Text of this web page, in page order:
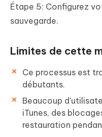
Étape 5: Configurez
sauvegarde.
Limites de cette
Ce processus est
débutants.
Beaucoup
iTunes, des
restauration